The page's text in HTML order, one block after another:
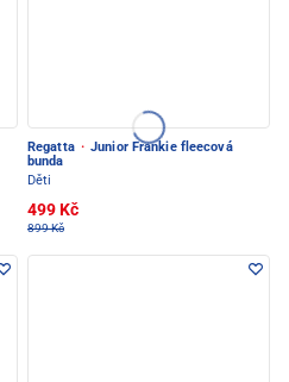
Regatta · Junior Frankie fleecová
bunda
Děti
499 Kč
899 Kč